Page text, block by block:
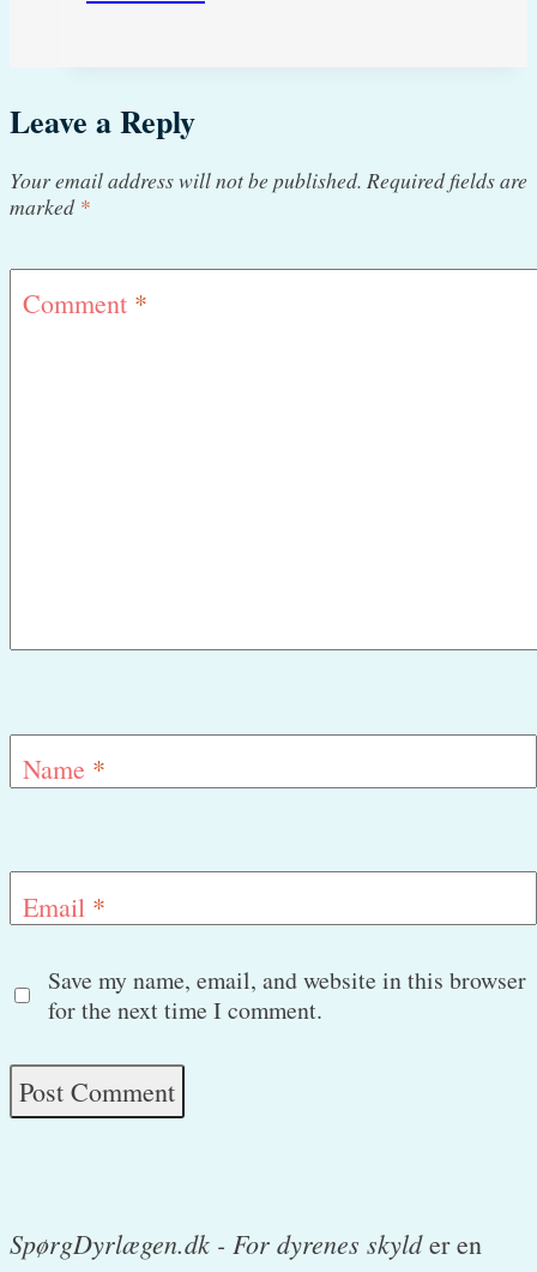
Leave a Reply
Your email address will not be published. Required fields are
marked *
Comment *
Name *
Email *
Save my name, email, and website in this browser
for the next time I comment.
SpørgDyrlægen.dk - For dyrenes skylder en